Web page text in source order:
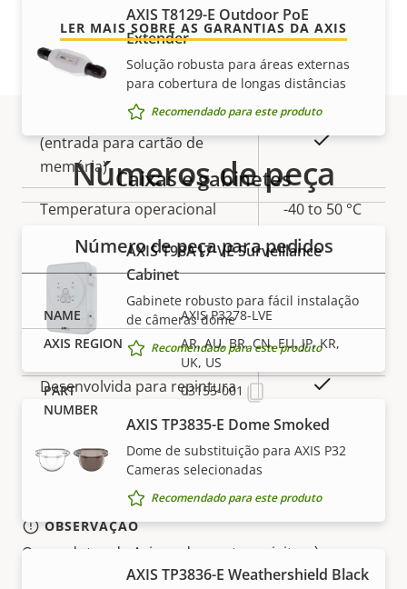
propriedade
propriedade
Zoom remoto Sim
IR integrado Sim
Armazenamento local
(entrada para cartão de
memória)
Sim
Temperatura operacional -40 to 50 °C
Para uso em áreas externas
Classificação de vandalismo IK10
Classificação IP IP66
Desenvolvida para repintura
Sustentabilidade
BFR/CFR
free, PVC
AXIS T8129-E Outdoor PoE
Extender
Solução robusta para áreas externas
para cobertura de longas distâncias
Recomendado para este produto
Caixas e gabinetes
AXIS T98A17-VE Surveillance
Cabinet
Gabinete robusto para fácil instalação
de câmeras dome
Recomendado para este produto
AXIS TP3835-E Dome Smoked
Dome de substituição para AXIS P32
Cameras selecionadas
Recomendado para este produto
AXIS TP3836-E Weathershield Black
LER MAIS SOBRE AS GARANTIAS DA AXIS
Números de peça
Número de peça para pedidos
AXIS P3278-LVE
AR, AU, BR, CN, EU, JP, KR,
UK, US
03155-001
OBSERVAÇÃO
Os produtos da Axis podem estar sujeitos às
regulamentações de controle de exportação dos